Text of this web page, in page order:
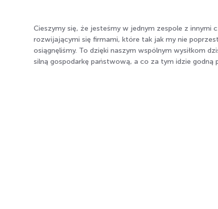
Cieszymy się, że jesteśmy w jednym zespole z innymi
rozwijającymi się firmami, które tak jak my nie
osiągnęliśmy. To dzięki naszym wspólnym wysiłkom
silną gospodarkę państwową, a co za tym idzie godną